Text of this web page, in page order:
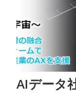
AIデータ